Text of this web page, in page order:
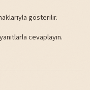
gösterilir.
cevaplayın.